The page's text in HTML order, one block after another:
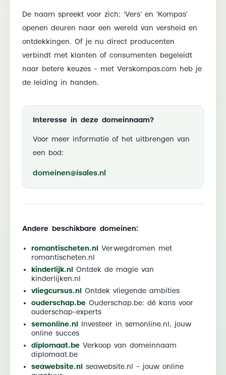
De naam spreekt voor zich: 'Vers' en 'Kompas'
openen deuren naar een wereld van versheid en
ontdekkingen. Of je nu direct producenten
verbindt met klanten of consumenten begeleidt
naar betere keuzes - met Verskompas.com heb je
de leiding in handen.
Interesse in deze domeinnaam?
Voor meer informatie of het uitbrengen van
een bod:
domeinen@isales.nl
Andere beschikbare domeinen:
romantischeten.nl
Verwegdromen met
romantischeten.nl
kinderlijk.nl
Ontdek de magie van
kinderlijken.nl
vliegcursus.nl
Ontdek vliegende ambities
ouderschap.be Ouderschap.be: dé kans voor
ouderschap-experts
semonline.nl
Investeer in semonline.nl, jouw
online succes
diplomaat.be Verkoop van domeinnaam
diplomaat.be
seawebsite.nl
seawebsite.nl - jouw online